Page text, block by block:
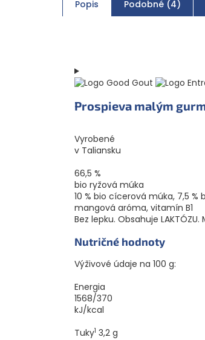
Popis Podobné (4)
Prospieva malým
Vyrobené
v Taliansku
66,5 %
bio ryžová múka
10 % bio cícerová múka, 7,5 %
mangová aróma, vitamín B1
Bez lepku. Obsahuje LAKTÓZU.
Nutričné hodnoty
Výživové údaje na 100 g:
Energia
1568/370
kJ/kcal
Tuky1 3,2 g